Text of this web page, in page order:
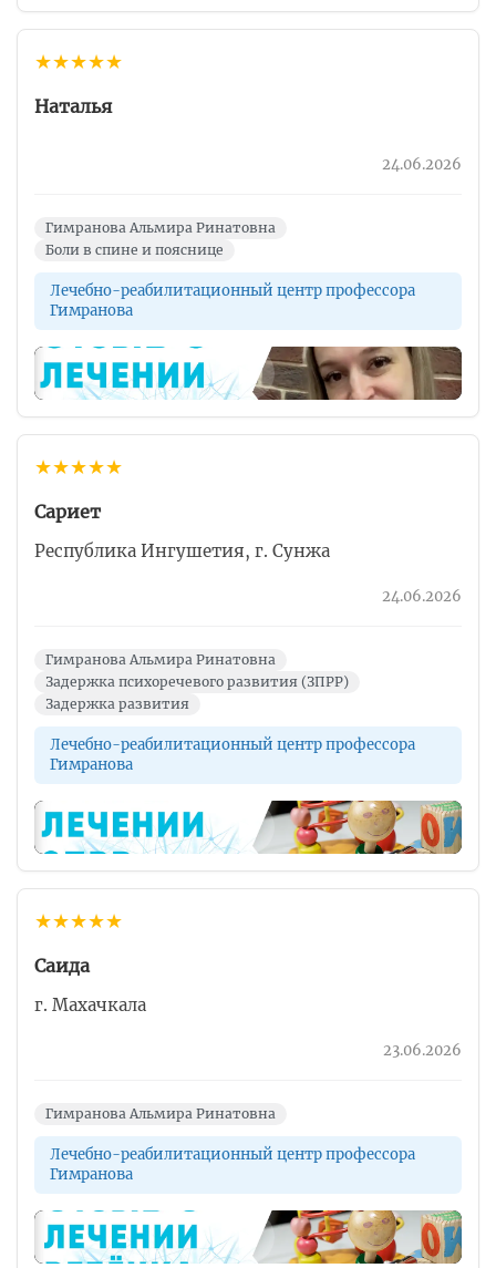
★★★★★
Наталья
24.06.2026
Гимранова Альмира Ринатовна
Боли в спине и пояснице
Лечебно-реабилитационный центр профессора
Гимранова
▶
★★★★★
Сариет
Республика Ингушетия, г. Сунжа
24.06.2026
Гимранова Альмира Ринатовна
Задержка психоречевого развития (ЗПРР)
Задержка развития
Лечебно-реабилитационный центр профессора
Гимранова
▶
★★★★★
Саида
г. Махачкала
23.06.2026
Гимранова Альмира Ринатовна
Лечебно-реабилитационный центр профессора
Гимранова
▶